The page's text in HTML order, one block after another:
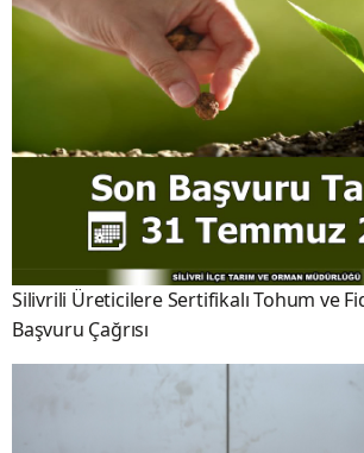
Silivrili Üreticilere Sertifikalı Tohum ve
Başvuru Çağrısı